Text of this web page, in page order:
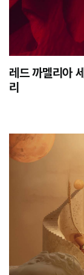
레드 까멜리아
리